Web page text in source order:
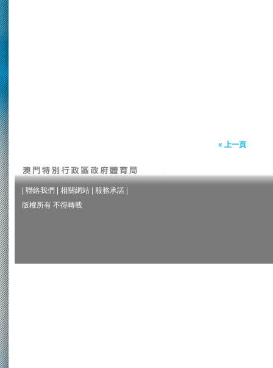
« 上一頁
聯絡我們 相關網站 服務承諾
版權所有 不得轉載